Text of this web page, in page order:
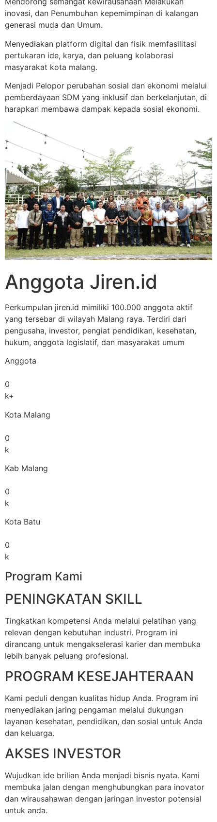
inovasi, dan Penumbuhan kepemimpinan di kalangan
generasi muda dan Umum.
Menyediakan platform digital dan fisik memfasilitasi
pertukaran ide, karya, dan peluang kolaborasi
masyarakat kota malang.
Menjadi Pelopor perubahan sosial dan ekonomi melalui
pemberdayaan SDM yang inklusif dan berkelanjutan, di
harapkan membawa dampak kepada sosial ekonomi.
Anggota Jiren.id
Perkumpulan jiren.id mimiliki 100.000 anggota aktif
yang tersebar di wilayah Malang raya. Terdiri dari
pengusaha, investor, pengiat pendidikan, kesehatan,
hukum, anggota legislatif, dan masyarakat umum
Anggota
0
k+
Kota Malang
0
k
Kab Malang
0
k
Kota Batu
0
k
Program Kami
PENINGKATAN SKILL
Tingkatkan kompetensi Anda melalui pelatihan yang
relevan dengan kebutuhan industri. Program ini
dirancang untuk mengakselerasi karier dan membuka
lebih banyak peluang profesional.
PROGRAM KESEJAHTERAAN
Kami peduli dengan kualitas hidup Anda. Program ini
menyediakan jaring pengaman melalui dukungan
layanan kesehatan, pendidikan, dan sosial untuk Anda
dan keluarga.
AKSES INVESTOR
Wujudkan ide brilian Anda menjadi bisnis nyata. Kami
membuka jalan dengan menghubungkan para inovator
dan wirausahawan dengan jaringan investor potensial
untuk anda.